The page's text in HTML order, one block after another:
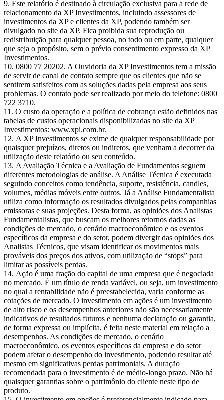
Este relatório é destinado à circulação exclusiva para a rede de
relacionamento da XP Investimentos, incluindo assessores de
investimentos da XP e clientes da XP, podendo também ser
divulgado no site da XP. Fica proibida sua reprodução ou
redistribuição para qualquer pessoa, no todo ou em parte, qualquer
que seja o propósito, sem o prévio consentimento expresso da XP
Investimentos.
0800 77 20202. A Ouvidoria da XP Investimentos tem a missão
de servir de canal de contato sempre que os clientes que não se
sentirem satisfeitos com as soluções dadas pela empresa aos seus
problemas. O contato pode ser realizado por meio do telefone: 0800
722 3710.
O custo da operação e a política de cobrança estão definidos nas
tabelas de custos operacionais disponibilizadas no site da XP
Investimentos: www.xpi.com.br.
A XP Investimentos se exime de qualquer responsabilidade por
quaisquer prejuízos, diretos ou indiretos, que venham a decorrer da
utilização deste relatório ou seu conteúdo.
A Avaliação Técnica e a Avaliação de Fundamentos seguem
diferentes metodologias de análise. A Análise Técnica é executada
seguindo conceitos como tendência, suporte, resistência, candles,
volumes, médias móveis entre outros. Já a Análise Fundamentalista
utiliza como informação os resultados divulgados pelas companhias
emissoras e suas projeções. Desta forma, as opiniões dos Analistas
Fundamentalistas, que buscam os melhores retornos dadas as
condições de mercado, o cenário macroeconômico e os eventos
específicos da empresa e do setor, podem divergir das opiniões dos
Analistas Técnicos, que visam identificar os movimentos mais
prováveis dos preços dos ativos, com utilização de “stops” para
limitar as possíveis perdas.
Ação é uma fração do capital de uma empresa que é negociada
no mercado. É um título de renda variável, ou seja, um investimento
no qual a rentabilidade não é preestabelecida, varia conforme as
cotações de mercado. O investimento em ações é um investimento
de alto risco e os desempenhos anteriores não são necessariamente
indicativos de resultados futuros e nenhuma declaração ou garantia,
de forma expressa ou implícita, é feita neste material em relação a
desempenhos. As condições de mercado, o cenário
macroeconômico, os eventos específicos da empresa e do setor
podem afetar o desempenho do investimento, podendo resultar até
mesmo em significativas perdas patrimoniais. A duração
recomendada para o investimento é de médio-longo prazo. Não há
quaisquer garantias sobre o patrimônio do cliente neste tipo de
produto.